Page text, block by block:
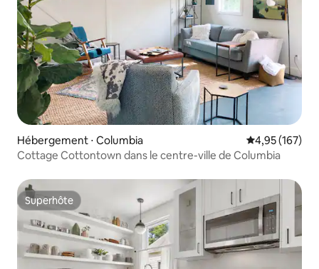
Hébergement ⋅ Columbia Évaluation
4,95 (167)
Cottage Cottontown dans le centre-ville de Columbia
Superhôte
Superhôte